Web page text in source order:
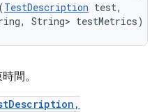
TestDescription test,
String> testMetrics)
間。